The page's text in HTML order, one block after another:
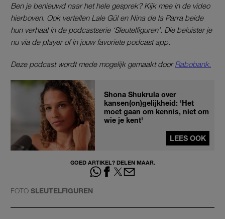
Ben je benieuwd naar het hele gesprek? Kijk mee in de video
hierboven. Ook vertellen Lale Gül en Nina de la Parra beide
hun verhaal in de podcastserie ‘Sleutelfiguren’. Die beluister je
nu via de player of in jouw favoriete podcast app.
Deze podcast wordt mede mogelijk gemaakt doorRabobank.
Shona Shukrula over
kansen(on)gelijkheid: 'Het
moet gaan om kennis, niet om
wie je kent'
LEES OOK
GOED ARTIKEL? DELEN MAAR.
FOTO SLEUTELFIGUREN